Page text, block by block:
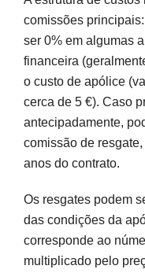
comissões
ser 0% em algumas
financeira
o custo de apólice
cerca de 5 €). Caso
antecipadamente,
comissão de
anos do contrato.
Os resgates podem
das condições da
corresponde ao
multiplicado pelo